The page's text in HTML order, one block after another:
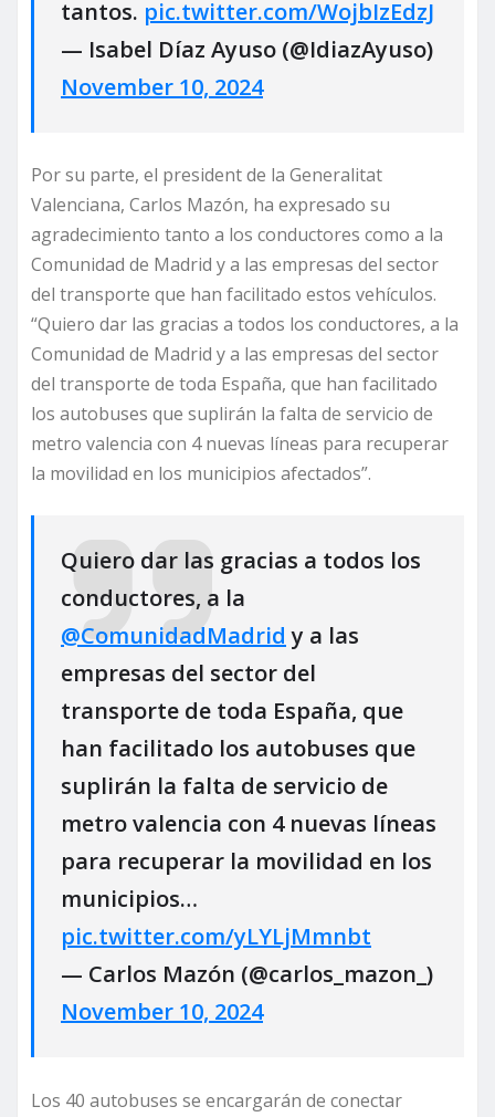
tantos. pic.twitter.com/WojbIzEdzJ
— Isabel Díaz Ayuso (@IdiazAyuso)
November 10, 2024
Por su parte, el president de la Generalitat
Valenciana, Carlos Mazón, ha expresado su
agradecimiento tanto a los conductores como a la
Comunidad de Madrid y a las empresas del sector
del transporte que han facilitado estos vehículos.
“Quiero dar las gracias a todos los conductores, a la
Comunidad de Madrid y a las empresas del sector
del transporte de toda España, que han facilitado
los autobuses que suplirán la falta de servicio de
metro valencia con 4 nuevas líneas para recuperar
la movilidad en los municipios afectados”.
Quiero dar las gracias a todos los
conductores, a la
@ComunidadMadrid y a las
empresas del sector del
transporte de toda España, que
han facilitado los autobuses que
suplirán la falta de servicio de
metro valencia con 4 nuevas líneas
para recuperar la movilidad en los
municipios…
pic.twitter.com/yLYLjMmnbt
— Carlos Mazón (@carlos_mazon_)
November 10, 2024
Los 40 autobuses se encargarán de conectar